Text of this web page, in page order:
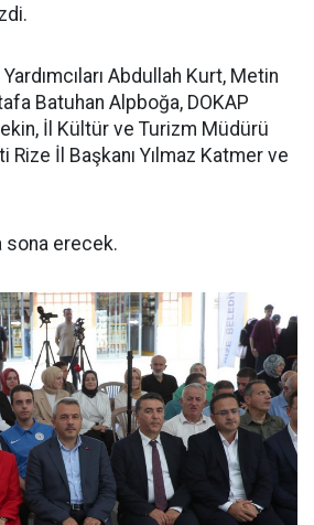
Abdullah Kurt, Metin
Batuhan Alpboğa, DOKAP
İl Kültür ve Turizm Müdürü
Rize İl Başkanı Yılmaz Katmer ve
sona erecek.